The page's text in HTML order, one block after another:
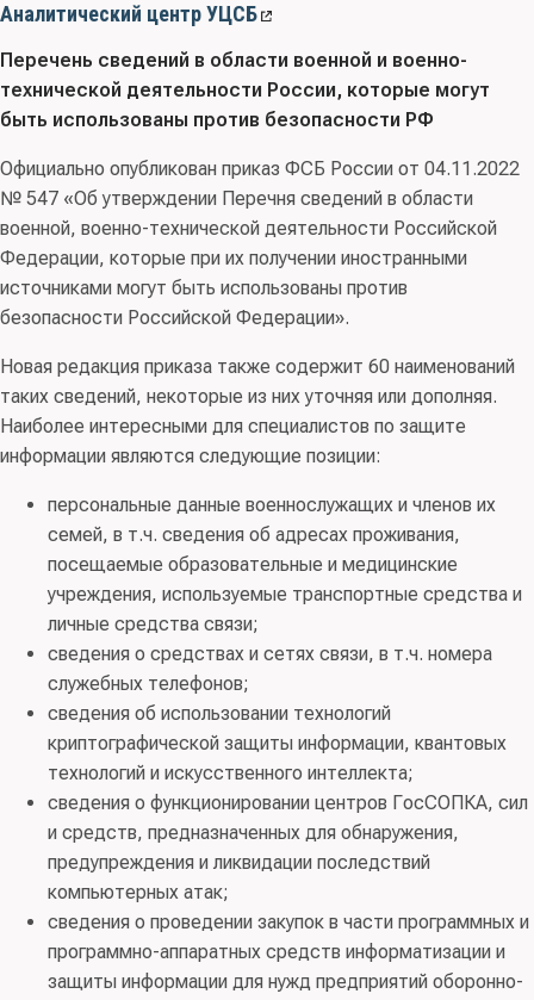
Аналитический центр УЦСБ
Перечень сведений в области военной и военно-
технической деятельности России, которые могут
быть использованы против безопасности РФ
Официально опубликован приказ ФСБ России от 04.11.2022
№ 547 «Об утверждении Перечня сведений в области
военной, военно-технической деятельности Российской
Федерации, которые при их получении иностранными
источниками могут быть использованы против
безопасности Российской Федерации».
Новая редакция приказа также содержит 60 наименований
таких сведений, некоторые из них уточняя или дополняя.
Наиболее интересными для специалистов по защите
информации являются следующие позиции:
персональные данные военнослужащих и членов их
семей, в т.ч. сведения об адресах проживания,
посещаемые образовательные и медицинские
учреждения, используемые транспортные средства и
личные средства связи;
сведения о средствах и сетях связи, в т.ч. номера
служебных телефонов;
сведения об использовании технологий
криптографической защиты информации, квантовых
технологий и искусственного интеллекта;
сведения о функционировании центров ГосСОПКА, сил
и средств, предназначенных для обнаружения,
предупреждения и ликвидации последствий
компьютерных атак;
сведения о проведении закупок в части программных и
программно-аппаратных средств информатизации и
защиты информации для нужд предприятий оборонно-